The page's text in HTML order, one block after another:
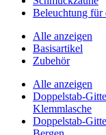
Beleuchtung für
Alle anzeigen
Basisartikel
Zubehör
Alle anzeigen
Doppelstab-
Klemmlasche
Doppelstab-